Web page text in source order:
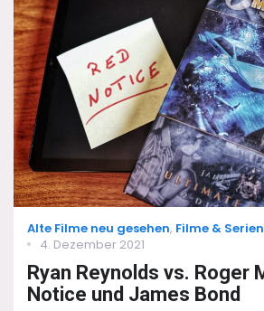
Categories
Alte Filme neu gesehen, Filme & Serien
Posted
4. Dezember 2021
Ryan Reynolds vs. Roger
Notice und James Bond